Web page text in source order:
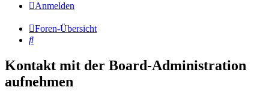
Anmelden
Foren-Übersicht
Suche
Kontakt mit der Board-Administration
aufnehmen